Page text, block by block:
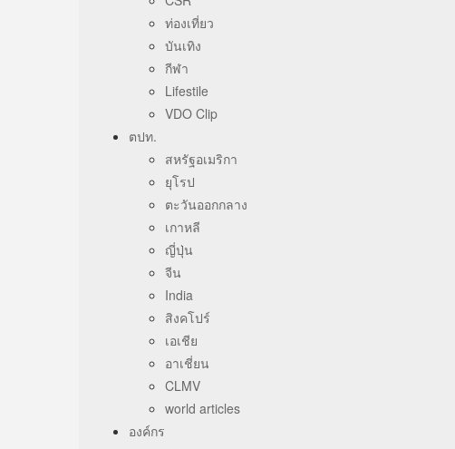
ท่องเที่ยว
บันเทิง
กีฬา
Lifestile
VDO Clip
ตปท.
สหรัฐอเมริกา
ยุโรป
ตะวันออกกลาง
เกาหลี
ญี่ปุ่น
จีน
India
สิงคโปร์
เอเชีย
อาเชี่ยน
CLMV
world articles
องค์กร